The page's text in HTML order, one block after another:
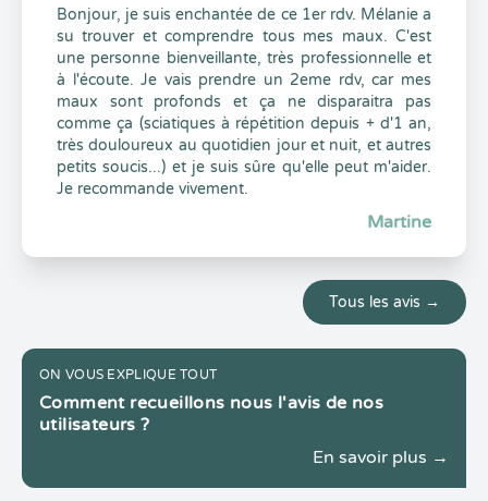
Bonjour, je suis enchantée de ce 1er rdv. Mélanie a
su trouver et comprendre tous mes maux. C'est
une personne bienveillante, très professionnelle et
à l'écoute. Je vais prendre un 2eme rdv, car mes
maux sont profonds et ça ne disparaitra pas
comme ça (sciatiques à répétition depuis + d'1 an,
très douloureux au quotidien jour et nuit, et autres
petits soucis...) et je suis sûre qu'elle peut m'aider.
Je recommande vivement.
Martine
Tous les avis →
ON VOUS EXPLIQUE TOUT
Comment recueillons nous l'avis de nos
utilisateurs ?
En savoir plus →